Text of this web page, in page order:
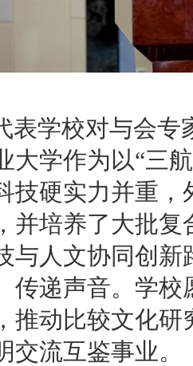
表学校对与会
大学作为以“三
技硬实力并重
并培养了大批
与人文协同创
传递声音。学
推动比较文化
交流互鉴事业。